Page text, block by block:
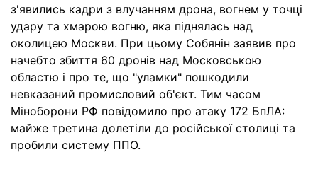
з'явились кадри з влучанням дрона, вогнем у точці
удару та хмарою вогню, яка піднялась над
околицею Москви. При цьому Собянін заявив про
начебто збиття 60 дронів над Московською
областю і про те, що "уламки" пошкодили
невказаний промисловий об'єкт. Тим часом
Міноборони РФ повідомило про атаку 172 БпЛА:
майже третина долетіли до російської столиці та
пробили систему ППО.